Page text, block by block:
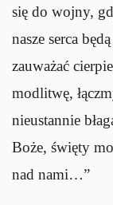
się do wojny,
nasze serca
zauważać
modlitwę,
nieustannie
Boże, święty
nad nami…”